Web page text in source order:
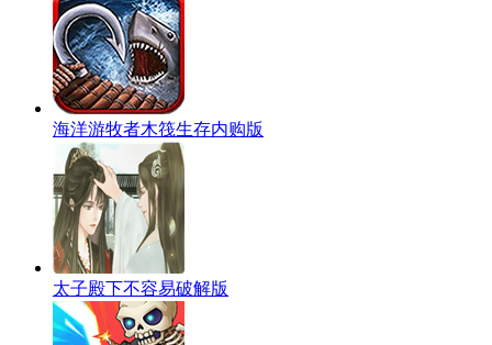
海洋游牧者木筏生存内购版
太子殿下不容易破解版